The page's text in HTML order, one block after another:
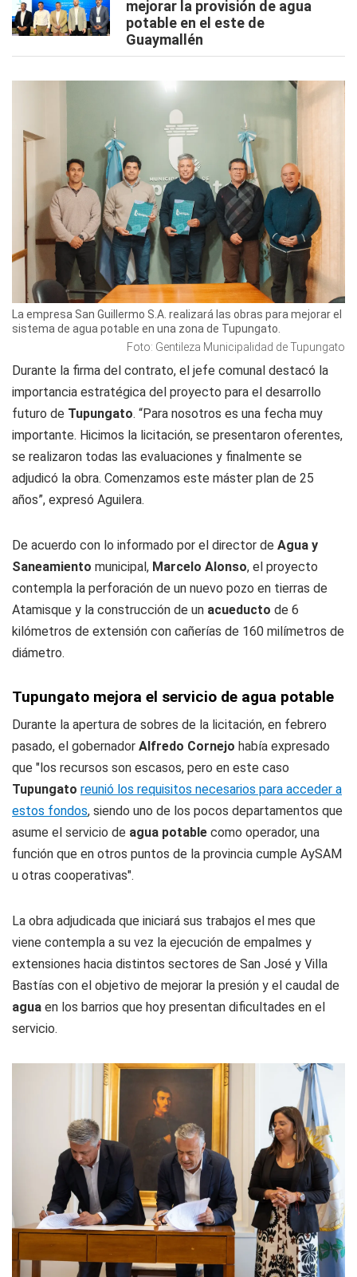
mejorar la provisión de agua
potable en el este de
Guaymallén
La empresa San Guillermo S.A. realizará las obras para mejorar el
sistema de agua potable en una zona de Tupungato.
Foto: Gentileza Municipalidad de Tupungato
Durante la firma del contrato, el jefe comunal destacó la
importancia estratégica del proyecto para el desarrollo
futuro de Tupungato. “Para nosotros es una fecha muy
importante. Hicimos la licitación, se presentaron oferentes,
se realizaron todas las evaluaciones y finalmente se
adjudicó la obra. Comenzamos este máster plan de 25
años”, expresó Aguilera.
De acuerdo con lo informado por el director de Agua y
Saneamiento municipal, Marcelo Alonso, el proyecto
contempla la perforación de un nuevo pozo en tierras de
Atamisque y la construcción de un acueducto de 6
kilómetros de extensión con cañerías de 160 milímetros de
diámetro.
Tupungato mejora el servicio de agua potable
Durante la apertura de sobres de la licitación, en febrero
pasado, el gobernador Alfredo Cornejo había expresado
que "los recursos son escasos, pero en este caso
Tupungato reunió los requisitos necesarios para acceder a
estos fondos, siendo uno de los pocos departamentos que
asume el servicio de agua potable como operador, una
función que en otros puntos de la provincia cumple AySAM
u otras cooperativas".
La obra adjudicada que iniciará sus trabajos el mes que
viene contempla a su vez la ejecución de empalmes y
extensiones hacia distintos sectores de San José y Villa
Bastías con el objetivo de mejorar la presión y el caudal de
agua en los barrios que hoy presentan dificultades en el
servicio.